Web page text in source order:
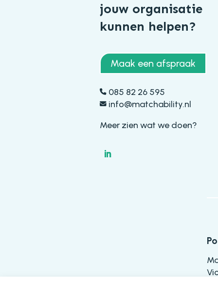
jouw organisatie
kunnen helpen?
Maak een afspraak
085 82 26 595
info@matchability.nl
Meer zien wat we doen?